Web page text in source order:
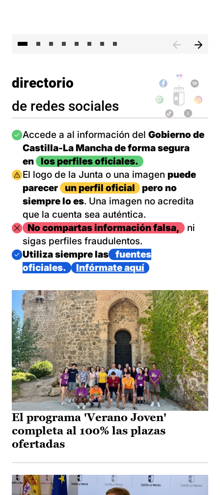
directorio
de redes sociales
Imagen
Accede a al información del Gobierno de
Castilla-La Mancha de forma segura
en
los perfiles oficiales.
Imagen
El logo de la Junta o una imagen puede
parecer
un perfil oficial
pero no
siempre lo es. Una imagen no acredita
que la cuenta sea auténtica.
ImagenNo compartas información falsa,
ni
sigas perfiles fraudulentos.
Imagen
Utiliza siempre las
fuentes
oficiales.
Infórmate aquí
El programa 'Verano Joven'
completa al 100% las plazas
ofertadas